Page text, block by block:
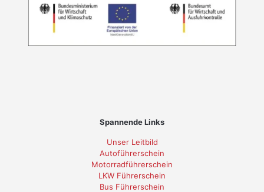
Spannende Links
Unser Leitbild
Autoführerschein
Motorradführerschein
LKW Führerschein
Bus Führerschein